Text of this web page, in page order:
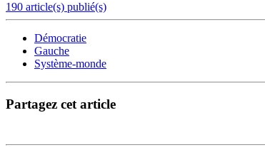
190 article(s) publié(s)
Démocratie
Gauche
Système-monde
Partagez cet article